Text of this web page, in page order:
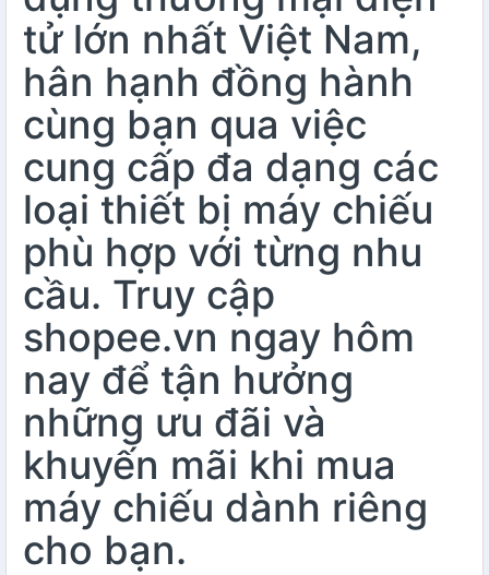
tử lớn nhất Việt Nam,
hân hạnh đồng hành
cùng bạn qua việc
cung cấp đa dạng các
loại thiết bị máy chiếu
phù hợp với từng nhu
cầu. Truy cập
shopee.vn ngay hôm
nay để tận hưởng
những ưu đãi và
khuyến mãi khi mua
máy chiếu dành riêng
cho bạn.